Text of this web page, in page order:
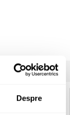
Despre
0)